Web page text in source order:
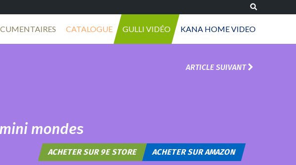
CATALOGUE GULLI VIDÉO KANA HOME VIDEO
ARTICLE SUIVANT
mondes
ACHETER SUR 9E STORE ACHETER SUR AMAZON